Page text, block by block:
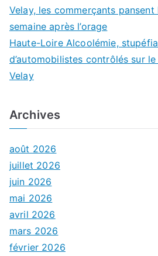
Velay, les commerçants pansent
semaine après l’orage
Haute-Loire Alcoolémie,
d’automobilistes contrôlés sur
Velay
Archives
août 2026
juillet 2026
juin 2026
mai 2026
avril 2026
mars 2026
février 2026